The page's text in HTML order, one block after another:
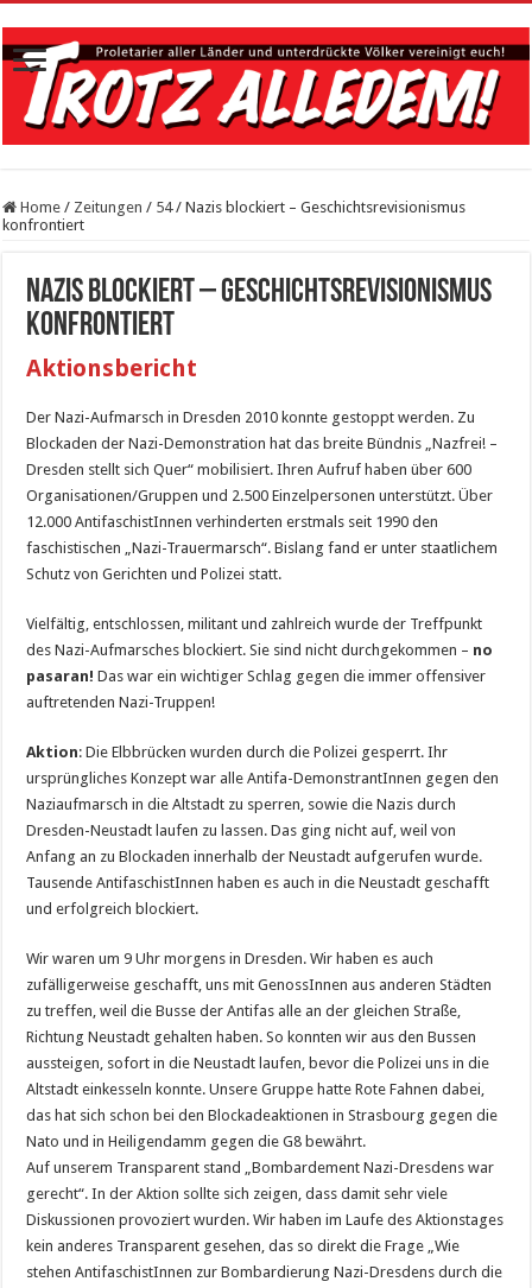
Home / Zeitungen / 54 / Nazis blockiert – Geschichtsrevisionismus
konfrontiert
Nazis blockiert – Geschichtsrevisionismus
konfrontiert
Aktionsbericht
Der Nazi-Aufmarsch in Dresden 2010 konnte gestoppt werden. Zu
Blockaden der Nazi-Demonstration hat das breite Bündnis „Nazfrei! –
Dresden stellt sich Quer“ mobilisiert. Ihren Aufruf haben über 600
Organisationen/Gruppen und 2.500 Einzelpersonen unterstützt. Über
12.000 AntifaschistInnen verhinderten erstmals seit 1990 den
faschistischen „Nazi-Trauermarsch“. Bislang fand er unter staatlichem
Schutz von Gerichten und Polizei statt.
Vielfältig, entschlossen, militant und zahlreich wurde der Treffpunkt
des Nazi-Aufmarsches blockiert. Sie sind nicht durchgekommen – no
pasaran! Das war ein wichtiger Schlag gegen die immer offensiver
auftretenden Nazi-Truppen!
Aktion: Die Elbbrücken wurden durch die Polizei gesperrt. Ihr
ursprüngliches Konzept war alle Antifa-DemonstrantInnen gegen den
Naziaufmarsch in die Altstadt zu sperren, sowie die Nazis durch
Dresden-Neustadt laufen zu lassen. Das ging nicht auf, weil von
Anfang an zu Blockaden innerhalb der Neustadt aufgerufen wurde.
Tausende AntifaschistInnen haben es auch in die Neustadt geschafft
und erfolgreich blo­ck­iert.
Wir waren um 9 Uhr morgens in Dresden. Wir haben es auch
zufälligerweise geschafft, uns mit GenossInnen aus anderen Städten
zu treffen, weil die Busse der Antifas alle an der gleichen Straße,
Richtung Neustadt gehalten haben. So konnten wir aus den Bussen
aussteigen, sofort in die Neustadt laufen, bevor die Polizei uns in die
Altstadt einkesseln konnte. Unsere Gruppe hatte Rote Fahnen dabei,
das hat sich schon bei den Blockadeaktionen in Strasbourg gegen die
Nato und in Heiligendamm gegen die G8 bewährt.
Auf unserem Transparent stand „Bombardement Nazi-Dresdens war
gerecht“. In der Aktion sollte sich zeigen, dass damit sehr viele
Diskussionen provoziert wurden. Wir haben im Laufe des Aktionstages
kein anderes Transparent gesehen, das so direkt die Frage „Wie
stehen AntifaschistInnen zur Bombardierung Nazi-Dresdens durch die